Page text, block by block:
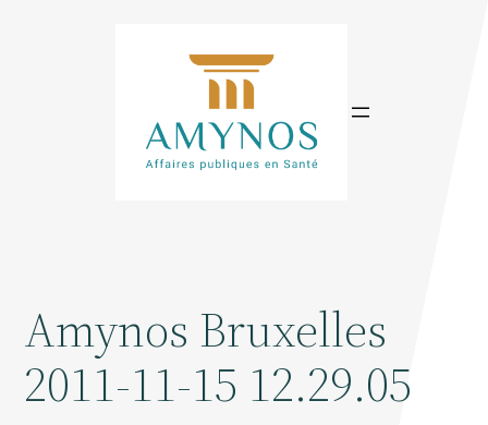
Amynos Bruxelles
2011-11-15 12.29.05